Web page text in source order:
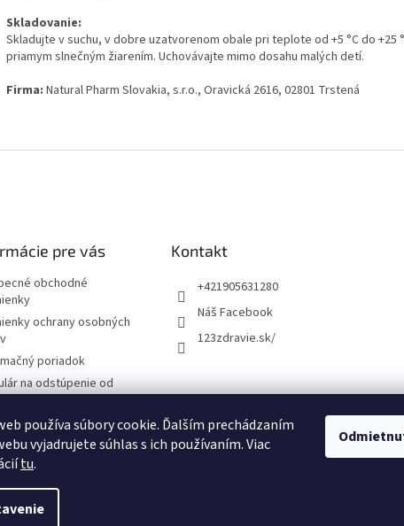
používa súbory cookie. Ďalším prechádzaním
vyjadrujete súhlas s ich používaním. Viac
tu.
Skladovanie:
Skladujte v suchu, v dobre uzatvorenom obale pri teplote od +5 °C do +25
priamym slnečným žiarením. Uchovávajte mimo dosahu malých detí.
Firma: Natural Pharm Slovakia, s.r.o., Oravická 2616, 02801 Trstená
pre vás
obchodné
ochrany osobných
poriadok
na odstúpenie od
formulár
Kontakt
+421905631280
Náš Facebook
123zdravie.sk/